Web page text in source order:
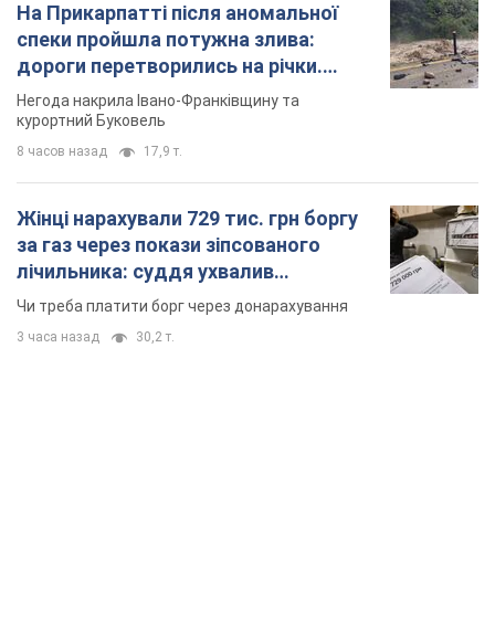
На Прикарпатті після аномальної
спеки пройшла потужна злива:
дороги перетворились на річки.
Відео
Негода накрила Івано-Франківщину та
курортний Буковель
8 часов назад 17,9 т.
Жінці нарахували 729 тис. грн боргу
за газ через покази зіпсованого
лічильника: суддя ухвалив
неочікуване рішення
Чи треба платити борг через донарахування
3 часа назад 30,2 т.